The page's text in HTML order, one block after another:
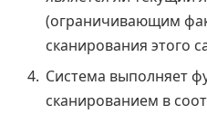
(ограничивающим
сканирования этого
Система выполняет
сканированием в